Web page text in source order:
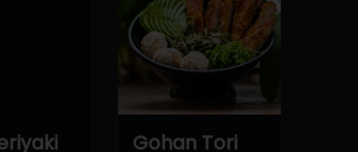
Gohan Tori